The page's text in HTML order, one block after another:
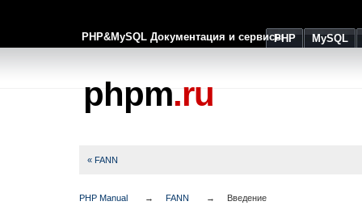
PHP&MySQL Документация и сервисыPHP MySQL
phpm.ru
« FANN
PHP Manual FANN Введение